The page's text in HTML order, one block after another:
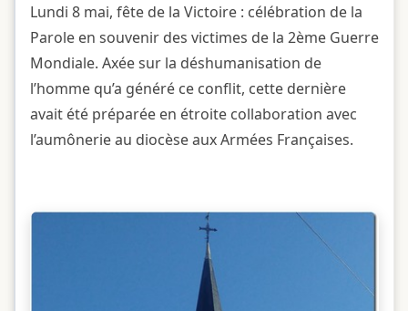
Lundi 8 mai, fête de la Victoire : célébration de la
Parole en souvenir des victimes de la 2ème Guerre
Mondiale. Axée sur la déshumanisation de
l’homme qu’a généré ce conflit, cette dernière
avait été préparée en étroite collaboration avec
l’aumônerie au diocèse aux Armées Françaises.